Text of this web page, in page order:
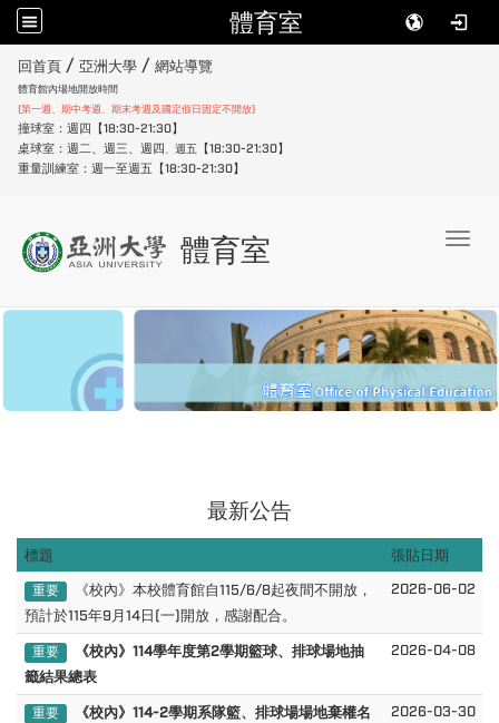
體育室
回首頁 / 亞洲大學 / 網站導覽
體育館內場地開放時間
(第一週、期中考週、期末考週及國定假日固定不開放)
撞球室：週四【18:30-21:30】
桌球室：週二、週三、週四、 週五
【18:30-21:30】
重量訓練室：週一至週五【18:30-21:30】
體育室
最新公告
標題 張貼日期
重要
《校內》本校體育館自115/6/8起夜間不開放，
預計於115年9月14日(一)開放，感謝配合。
2026-06-02
重要
《校內》114學年度第2學期籃球、排球場地抽
籤結果總表
2026-04-08
重要
《校內》114-2學期系隊籃、排球場場地棄權名
2026-03-30